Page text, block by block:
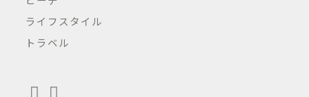
ライフスタイル
トラベル